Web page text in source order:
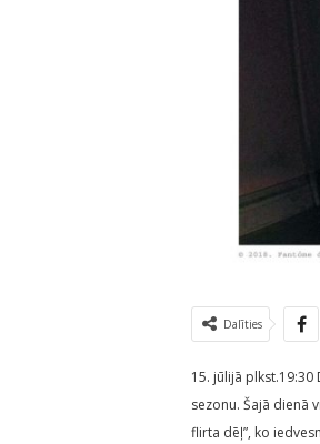
Dalīties
15. jūlijā plkst.19:30
sezonu. Šajā dienā
flirta dēļ”, ko